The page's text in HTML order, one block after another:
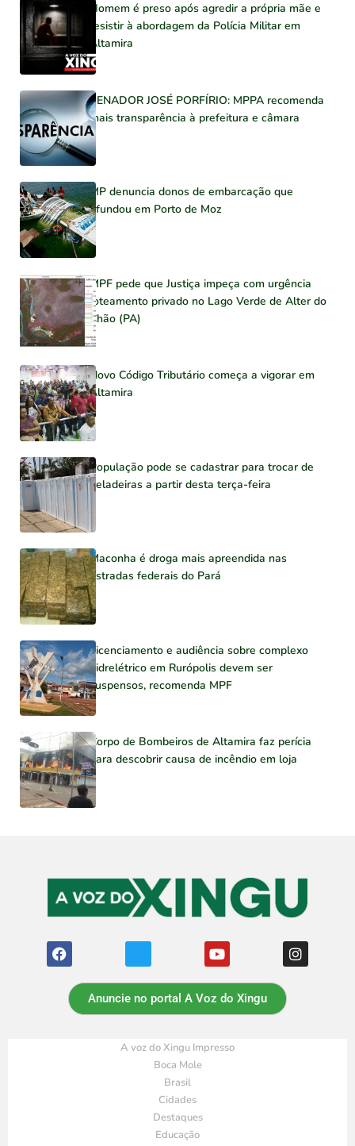
Homem é preso após agredir a própria mãe e
resistir à abordagem da Polícia Militar em
Altamira
SENADOR JOSÉ PORFÍRIO: MPPA recomenda
mais transparência à prefeitura e câmara
MP denuncia donos de embarcação que
afundou em Porto de Moz
MPF pede que Justiça impeça com urgência
loteamento privado no Lago Verde de Alter do
Chão (PA)
Novo Código Tributário começa a vigorar em
Altamira
População pode se cadastrar para trocar de
geladeiras a partir desta terça-feira
Maconha é droga mais apreendida nas
estradas federais do Pará
Licenciamento e audiência sobre complexo
hidrelétrico em Rurópolis devem ser
suspensos, recomenda MPF
Corpo de Bombeiros de Altamira faz perícia
para descobrir causa de incêndio em loja
Anuncie no portal A Voz do Xingu
A voz do Xingu Impresso
Boca Mole
Brasil
Cidades
Destaques
Educação